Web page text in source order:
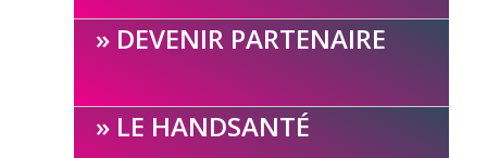
DEVENIR PARTENAIRE
LE HANDSANTÉ